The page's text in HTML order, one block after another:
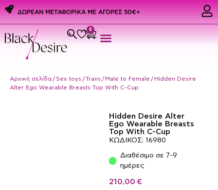
ΔΩΡΕΑΝ ΜΕΤΑΦΟΡΙΚΑ ME ΑΓΟΡΕΣ 50€+
0
Αρχική σελίδα / Sex toys /Trans / Male to Female / Hidden Desire
Alter Ego Wearable Breasts Top With C-Cup
Hidden Desire Alter
Ego Wearable Breasts
Top With C-Cup
ΚΩΔΙΚΟΣ: 16980
Διαθέσιμο σε 7-9
ημέρες
210,00 €